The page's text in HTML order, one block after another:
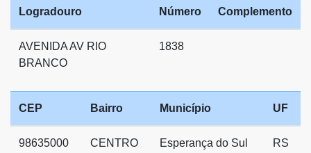
Logradouro Número Complemento
AVENIDA AV RIO
BRANCO
1838
CEP Bairro Município UF
98635000 CENTRO Esperança do Sul RS